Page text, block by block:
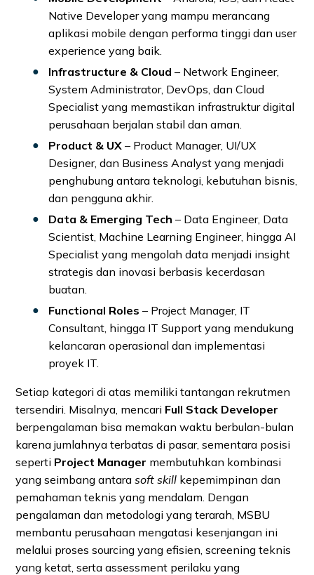
Native Developer yang mampu merancang
aplikasi mobile dengan performa tinggi dan user
experience yang baik.
Infrastructure & Cloud – Network Engineer,
System Administrator, DevOps, dan Cloud
Specialist yang memastikan infrastruktur digital
perusahaan berjalan stabil dan aman.
Product & UX – Product Manager, UI/UX
Designer, dan Business Analyst yang menjadi
penghubung antara teknologi, kebutuhan bisnis,
dan pengguna akhir.
Data & Emerging Tech – Data Engineer, Data
Scientist, Machine Learning Engineer, hingga AI
Specialist yang mengolah data menjadi insight
strategis dan inovasi berbasis kecerdasan
buatan.
Functional Roles – Project Manager, IT
Consultant, hingga IT Support yang mendukung
kelancaran operasional dan implementasi
proyek IT.
Setiap kategori di atas memiliki tantangan rekrutmen
tersendiri. Misalnya, mencari Full Stack Developer
berpengalaman bisa memakan waktu berbulan-bulan
karena jumlahnya terbatas di pasar, sementara posisi
seperti Project Manager membutuhkan kombinasi
yang seimbang antarasoft skill kepemimpinan dan
pemahaman teknis yang mendalam. Dengan
pengalaman dan metodologi yang terarah, MSBU
membantu perusahaan mengatasi kesenjangan ini
melalui proses sourcing yang efisien, screening teknis
yang ketat, serta assessment perilaku yang